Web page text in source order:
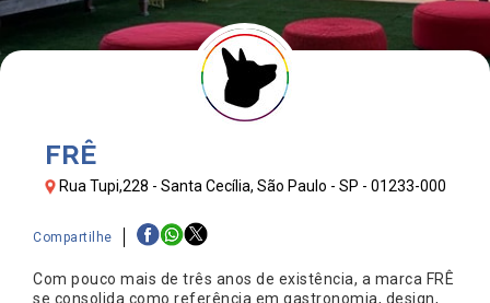
FRÊ
Rua Tupi,228 - Santa Cecília, São Paulo - SP - 01233-000
Compartilhe
Com pouco mais de três anos de existência, a marca FRÊ
se consolida como referência em gastronomia, design,